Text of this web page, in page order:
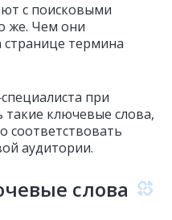
с поисковыми
же. Чем они
странице термина
при
ключевые слова,
соответствовать
аудитории.
слова